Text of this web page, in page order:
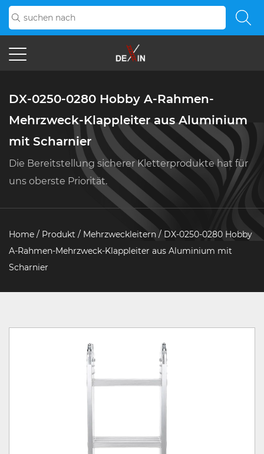
DX-0250-0280 Hobby A-Rahmen-
Mehrzweck-Klappleiter aus Aluminium
mit Scharnier
Die Bereitstellung sicherer Kletterprodukte hat für
uns oberste Priorität.
Home / Produkt / Mehrzweckleitern / DX-0250-0280 Hobby
A-Rahmen-Mehrzweck-Klappleiter aus Aluminium mit
Scharnier